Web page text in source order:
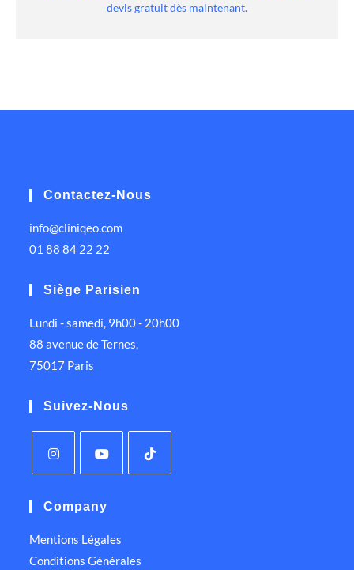
devis gratuit dès maintenant.
Contactez-Nous
info@cliniqeo.com
01 88 84 22 22
Siège Parisien
Lundi - samedi, 9h00 - 20h00
88 avenue de Ternes,
75017 Paris
Suivez-Nous
Company
Mentions Légales
Conditions Générales